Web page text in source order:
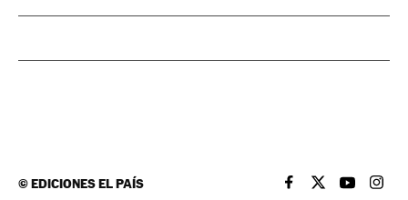
©EDICIONES EL PAÍS EL PAÍS BRASIL EN
EL PAÍSEL PAÍS
EL